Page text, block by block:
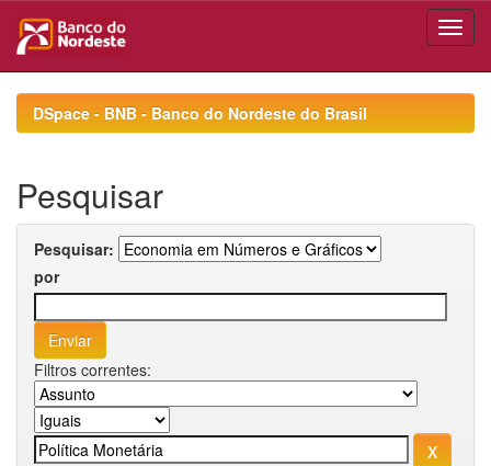
navigationDSpace - BNB - Banco do Nordeste do Brasil
Pesquisar
Pesquisar:
por
Filtros correntes: